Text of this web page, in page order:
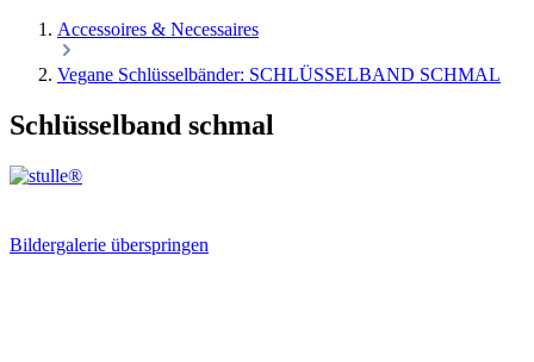
Accessoires & Necessaires
Vegane Schlüsselbänder: SCHLÜSSELBAND SCHMAL
Schlüsselband schmal
Bildergalerie überspringen